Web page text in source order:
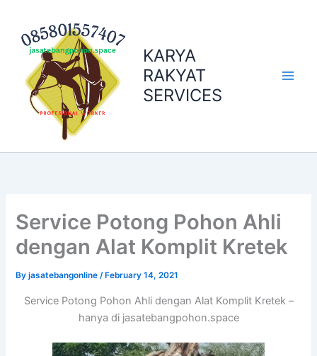
content
KARYA
RAKYAT
SERVICES
Service Potong Pohon Ahli
dengan Alat Komplit Kretek
Byjasatebangonline/ February 14, 2021
Service Potong Pohon Ahli dengan Alat Komplit Kretek –
hanya di jasatebangpohon.space